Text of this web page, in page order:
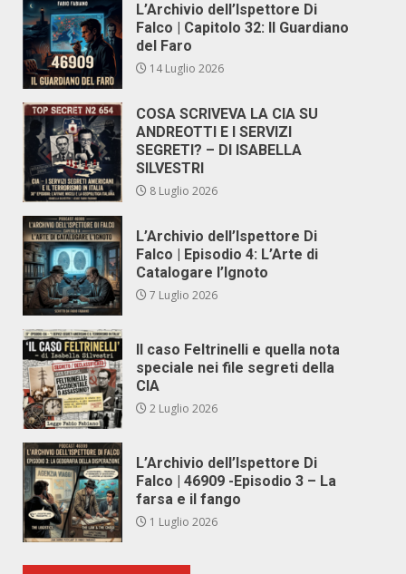
L’Archivio dell’Ispettore Di
Falco | Capitolo 32: Il Guardiano
del Faro
14 Luglio 2026
COSA SCRIVEVA LA CIA SU
ANDREOTTI E I SERVIZI
SEGRETI? – DI ISABELLA
SILVESTRI
8 Luglio 2026
L’Archivio dell’Ispettore Di
Falco | Episodio 4: L’Arte di
Catalogare l’Ignoto
7 Luglio 2026
Il caso Feltrinelli e quella nota
speciale nei file segreti della
CIA
2 Luglio 2026
L’Archivio dell’Ispettore Di
Falco | 46909 -Episodio 3 – La
farsa e il fango
1 Luglio 2026